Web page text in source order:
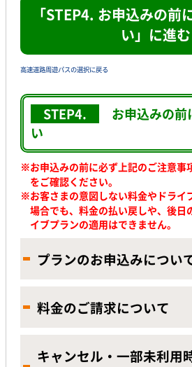
「STEP4. お申込みの前
い」に進む
高速道路周遊パスの選択に戻る
STEP4. お申込みの前
い
※お申込みの前に必ず上記のご注意事
をご確認ください。
※お客さまの意図しない料金やドライ
場合でも、料金の払い戻しや、後日
イブプランの適用はできません。
プランのお申込みについ
料金のご請求について
キャンセル・一部未利用